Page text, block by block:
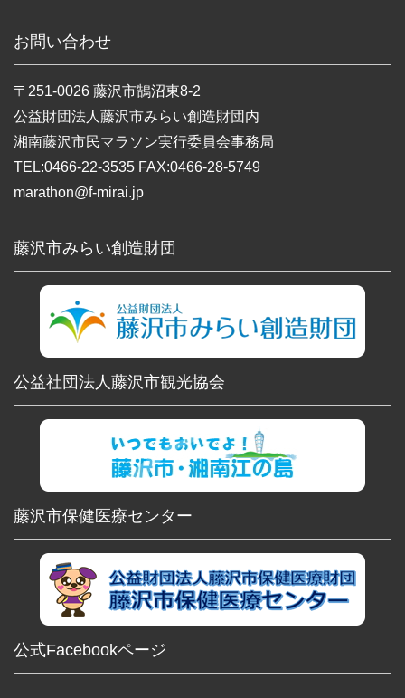
お問い合わせ
〒251-0026 藤沢市鵠沼東8-2
公益財団法人藤沢市みらい創造財団内
湘南藤沢市民マラソン実行委員会事務局
TEL:0466-22-3535 FAX:0466-28-5749
marathon@f-mirai.jp
藤沢市みらい創造財団
公益社団法人藤沢市観光協会
藤沢市保健医療センター
公式Facebookページ